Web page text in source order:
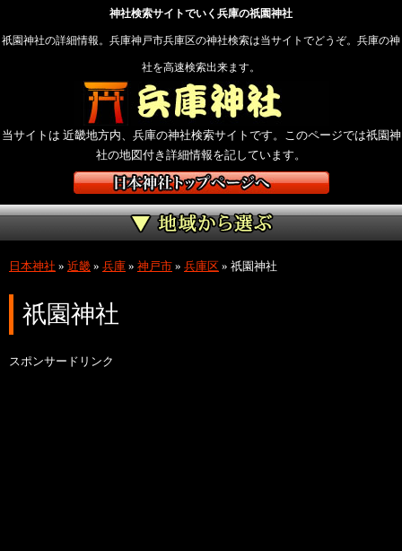
神社検索サイトでいく兵庫の祇園神社
祇園神社の詳細情報。兵庫神戸市兵庫区の神社検索は当サイトでどうぞ。兵庫の神
社を高速検索出来ます。
当サイトは 近畿地方内、兵庫の神社検索サイトです。このページでは祇園神
社の地図付き詳細情報を記しています。
日本神社 » 近畿 » 兵庫 » 神戸市 » 兵庫区 » 祇園神社
祇園神社
スポンサードリンク